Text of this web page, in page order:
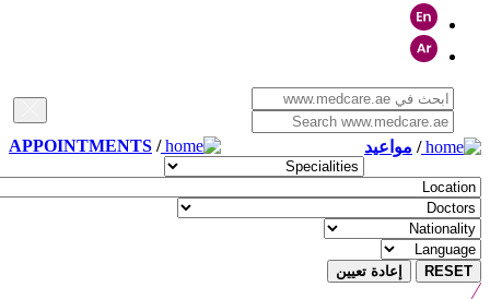
/
APPOINTMENTS / مواعيد
RESET إعادة تعيين